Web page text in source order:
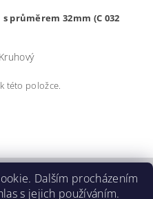
průměrem 32mm (C 032
Kruhový
této položce.
údajů (GDPR) |
Dalším procházením
s jejich používáním.